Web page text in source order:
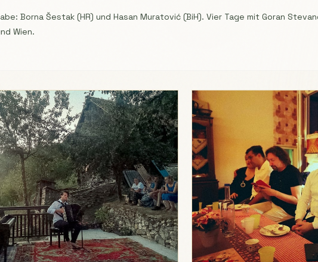
Borna Šestak (HR) und Hasan Muratović (BiH). Vier Tage mit Goran
Wien.